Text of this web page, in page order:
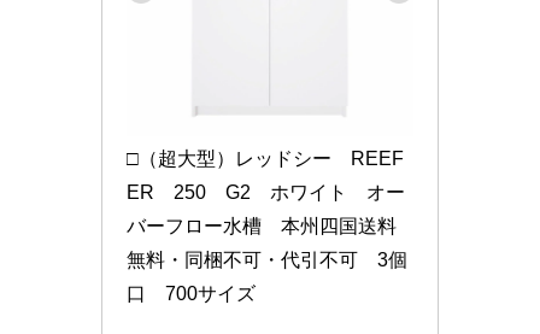
□（超大型）レッドシー　REEF
ER　250　G2　ホワイト　オー
バーフロー水槽　本州四国送料
無料・同梱不可・代引不可　3個
口　700サイズ